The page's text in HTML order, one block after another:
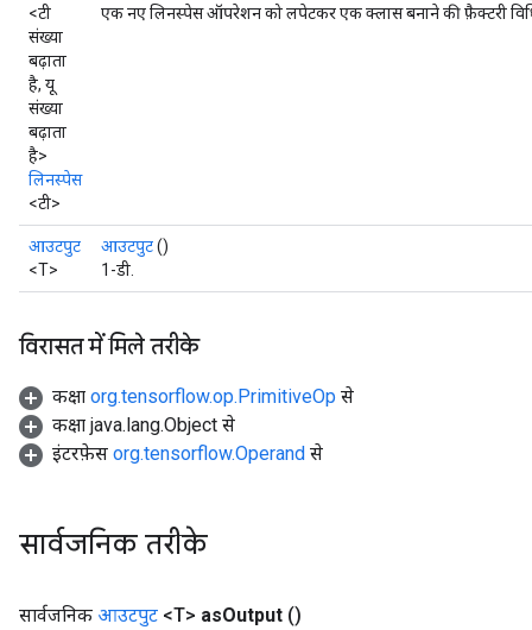
<टी
संख्या
बढ़ाता
है, यू
संख्या
बढ़ाता
है>
लिनस्पेस
<टी>
एक नए लिनस्पेस ऑपरेशन को लपेटकर एक क्लास बनाने की फ़ैक्टरी
आउटपुट
<T>
आउटपुट()
1-डी.
विरासत में मिले तरीके
कक्षा org.tensorflow.op.PrimitiveOp से
कक्षा java.lang.Object से
इंटरफ़ेस org.tensorflow.Operand से
सार्वजनिक तरीके
सार्वजनिक आउटपुट <T> asOutput ()